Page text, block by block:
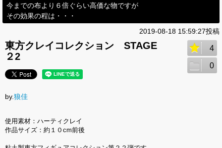
今までの布より６倍ぐらい高価な物ですが
その効果の程は・・・
2019-08-18 15:59:27投稿
東方クレイコレクション STAGE
２2
4
0
by.狼佳
使用素材：ハーティクレイ
作品サイズ：約１０cm前後